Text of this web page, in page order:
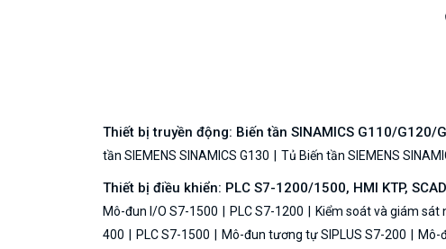
Thiết bị truyền động: Biến tần SINAMICS G110/G120/
tần SIEMENS SINAMICS G130
Tủ Biến tần SIEMENS
Thiết bị điều khiển: PLC S7-1200/1500, HMI KTP,
Mô-đun I/O S7-1500
PLC S7-1200 Kiểm soát và giám sát
400
PLC S7-1500 Mô-đun tương tự SIPLUS S7-200 Mô-